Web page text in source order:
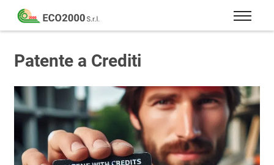
Eco
2000
Formazione
consulenza
la
sicurezza
sul
lavoro
–
Patente a Crediti